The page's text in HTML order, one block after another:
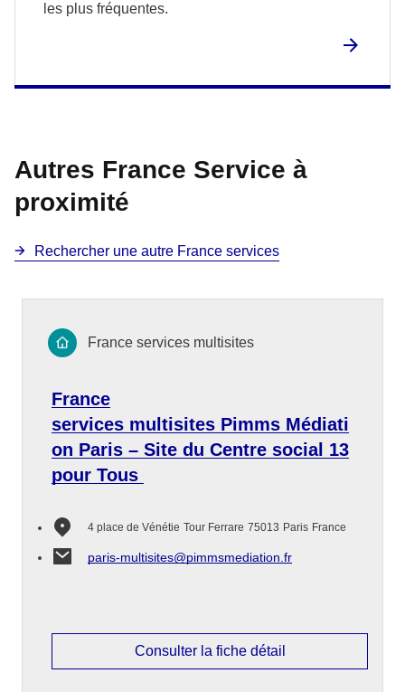
les plus fréquentes.
Autres France Service à
proximité
Rechercher une autre France services
France
services multisites Pimms Médiati
on Paris – Site du Centre social 13
pour Tous
4 place de Vénétie Tour Ferrare 75013 Paris France
paris-multisites@pimmsmediation.fr
France services multisites
Consulter la fiche détail